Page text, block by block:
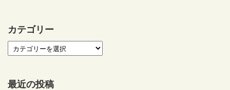
カテゴリー
最近の投稿